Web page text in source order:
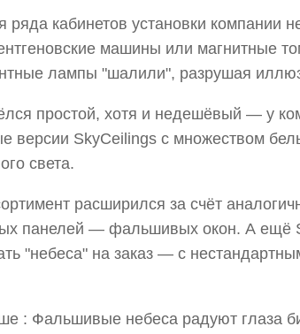
ряда кабинетов установки компании
машины или магнитные
лампы "шалили", разрушая
простой, хотя и недешёвый — у
версии SkyCeilings с множеством
света.
расширился за счёт
панелей — фальшивых окон. А ещё
"небеса" на заказ — с